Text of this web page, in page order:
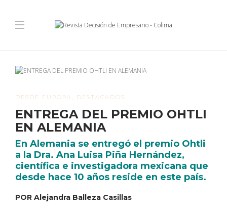
DESDE EUROPA DESTACADOS
ENTREGA DEL PREMIO OHTLI
EN ALEMANIA
En Alemania se entregó el premio Ohtli
a la Dra. Ana Luisa Piña Hernández,
científica e investigadora mexicana que
desde hace 10 años reside en este país.
POR Alejandra Balleza Casillas